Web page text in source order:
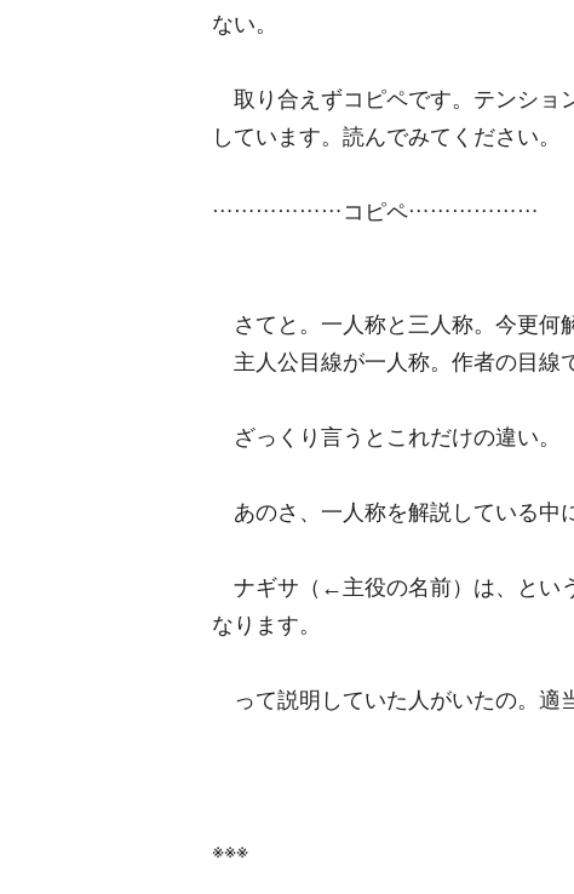
ない。
取り合えずコピペです。テンショ
しています。読んでみてください。
………………コピペ………………
さてと。一人称と三人称。今更何
主人公目線が一人称。作者の目線
ざっくり言うとこれだけの違い。
あのさ、一人称を解説している中
ナギサ（←主役の名前）は、とい
なります。
って説明していた人がいたの。適
※※※